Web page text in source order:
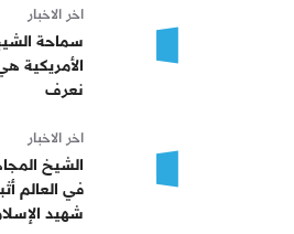
اخر الاخبار
سماحة
الأمريكية
نعرف
اخر الاخبار
الشيخ
في العالم
شهيد